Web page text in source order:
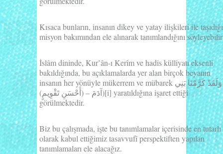
Kısaca bunların, insanın dikeyveyatay ilişkileri ile taşıdığı
misyon bakımından ele alınarak tanımlandığını
İslâm dininde, Kur’ân-ı Kerîm ve hadis külliyatı eksenli
bakıldığında, bu açıklamalarda yer alan birçok beyanın
insanın her yönüyle mükerrem ve mübarek وَلَقَدْ كَرَّمْنَا بَنِي
آدَمَ – (أَحْسَنِ تَقْوِيمٍ))[i] yaratıldığına işaret ettiği
görülmektedir.
Biz bu çalışmada, işte bu tanımlamalar içerisinde en tutarlı
olarak kabul ettiğimiz tasavvufî perspektiften yapılan
tanımlamaları ele alacağız.